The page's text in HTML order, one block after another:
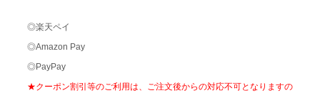
◎楽天ペイ
◎Amazon Pay
◎PayPay
★クーポン割引等のご利用は、ご注文後からの対応不可となりますの